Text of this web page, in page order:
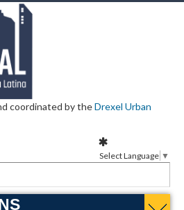
coordinated by theDrexel Urban
Select Language ▼